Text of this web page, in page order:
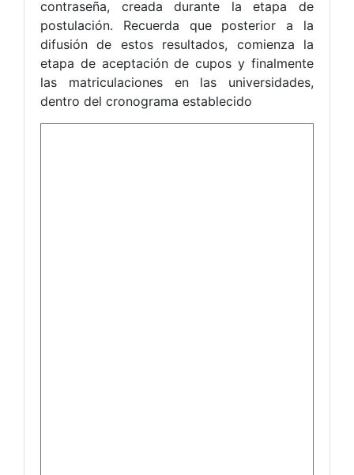
contraseña, creada durante la etapa de
postulación. Recuerda que posterior a la
difusión de estos resultados, comienza la
etapa de aceptación de cupos y finalmente
las matriculaciones en las universidades,
dentro del cronograma establecido